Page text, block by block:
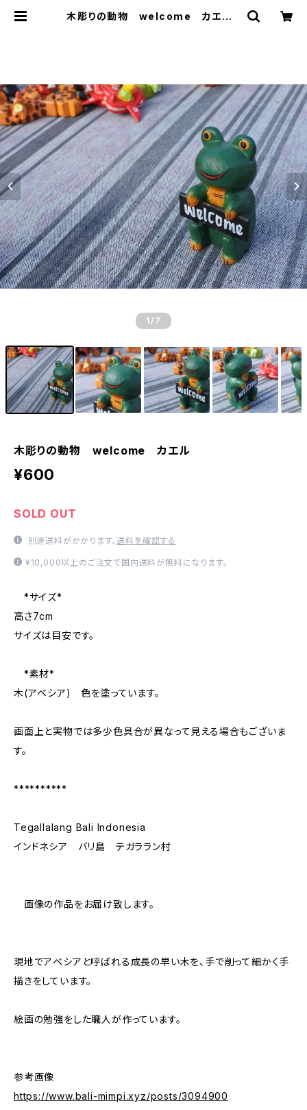
木彫りの動物 welcome カエル |
1 /7
木彫りの動物 welcome カエル
¥600
SOLD OUT
別途送料がかかります。送料を確認する
¥10,000以上のご注文で国内送料が無料になります。
*サイズ*
高さ7cm
サイズは目安です。
*素材*
木(アベシア) 色を塗っています。
画面上と実物では多少色具合が異なって見える場合もございま
す。
**********
Tegallalang Bali Indonesia
インドネシア バリ島 テガララン村
画像の作品をお届け致します。
現地でアベシアと呼ばれる成長の早い木を、手で削って細かく手
描きをしています。
絵画の勉強をした職人が作っています。
参考画像
https://www.bali-mimpi.xyz/posts/3094900